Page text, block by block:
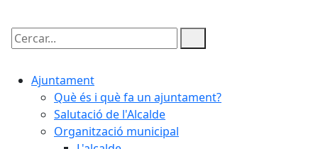
Cercar:
Ajuntament
Què és i què fa un ajuntament?
Salutació de l'Alcalde
Organització municipal